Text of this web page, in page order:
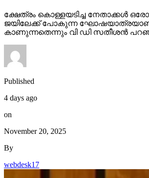
ക്ഷേത്രം കൊള്ളയടിച്ച നേതാക്കള്‍
ജയിലേക്ക് പോകുന്ന
കാണുന്നതെന്നും വി ഡി സതീശന്‍
Published
4 days ago
on
November 20, 2025
By
webdesk17